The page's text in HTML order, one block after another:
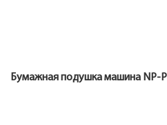
Бумажная подушка